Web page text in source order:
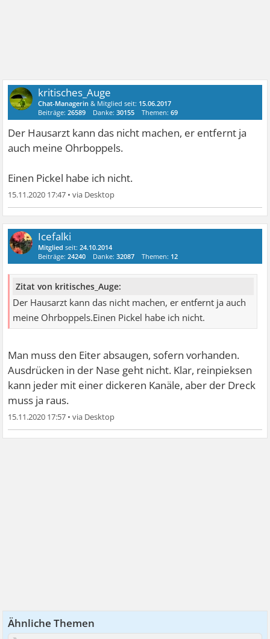
kritisches_Auge
Chat-Managerin & Mitglied seit: 15.06.2017
Beiträge:26589 Danke:30155 Themen:69
Der Hausarzt kann das nicht machen, er entfernt ja
auch meine Ohrboppels.
Einen Pickel habe ich nicht.
15.11.2020 17:47 •
Icefalki
Mitglied seit:24.10.2014
Beiträge:24240 Danke:32087 Themen: 12
Zitat von kritisches_Auge:
Der Hausarzt kann das nicht machen, er entfernt ja auch
meine Ohrboppels.Einen Pickel habe ich nicht.
Man muss den Eiter absaugen, sofern vorhanden.
Ausdrücken in der Nase geht nicht. Klar, reinpieksen
kann jeder mit einer dickeren Kanäle, aber der Dreck
muss ja raus.
15.11.2020 17:57 •
Ähnliche Themen